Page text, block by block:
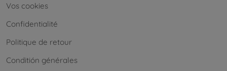
Vos cookies
Confidentialité
Politique de retour
Conditión générales